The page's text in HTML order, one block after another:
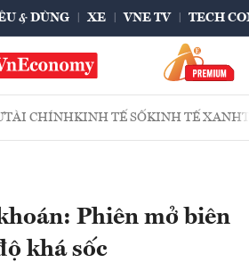
& DÙNG XE VNE TV TECH
TÀI CHÍNHKINH TẾ SỐKINH TẾ XANH
Phiên mở biên
khá sốc